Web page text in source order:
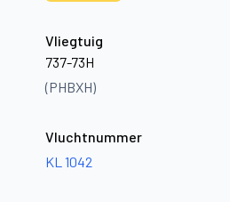
Vliegtuig
737-73H
(PHBXH)
Vluchtnummer
KL 1042